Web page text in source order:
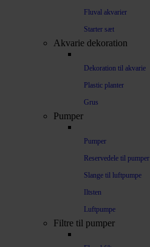
Fluval akvarier
Starter sæt
Akvarie dekoration
Dekoration til akvarie
Plastic planter
Grus
Pumper
Pumper
Reservedele til pumper
Slange til luftpumpe
Iltsten
Luftpumpe
Filtre til pumper